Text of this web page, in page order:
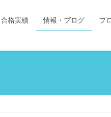
合格実績 情報・ブログ プ